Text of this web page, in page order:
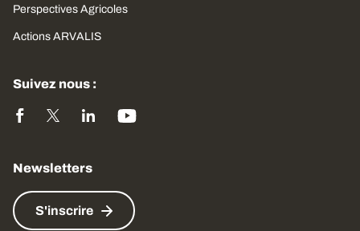
Perspectives Agricoles
Actions ARVALIS
Suivez nous :
Newsletters
S'inscrire